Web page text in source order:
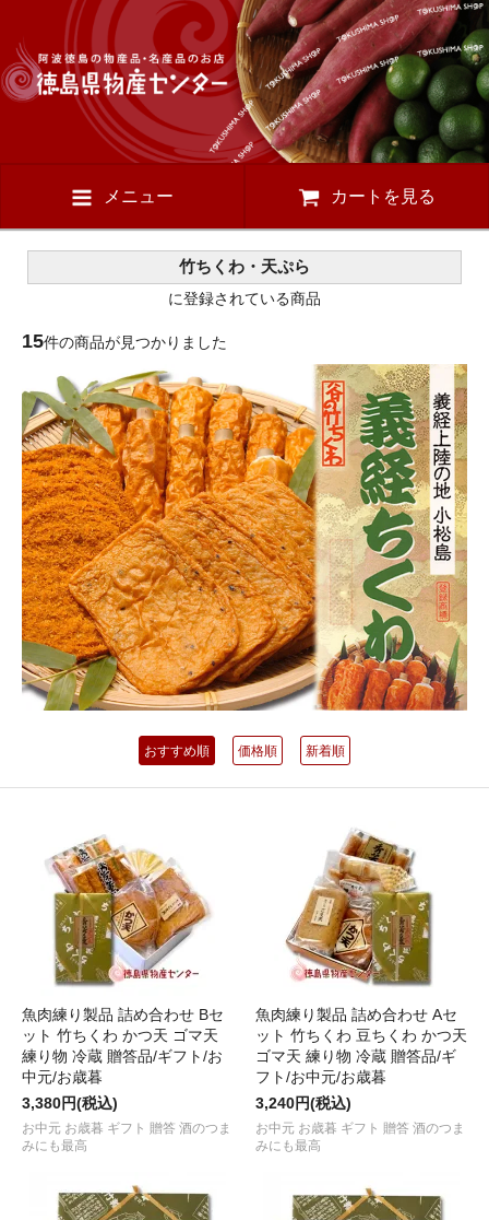
メニュー カートを見る
竹ちくわ・天ぷら
に登録されている商品
15件の商品が見つかりました
おすすめ順 価格順 新着順
魚肉練り製品 詰め合わせ Bセ
ット 竹ちくわ かつ天 ゴマ天
練り物 冷蔵 贈答品/ギフト/お
中元/お歳暮
3,380円(税込)
お中元 お歳暮 ギフト 贈答 酒のつま
みにも最高
魚肉練り製品 詰め合わせ Aセ
ット 竹ちくわ 豆ちくわ かつ天
ゴマ天 練り物 冷蔵 贈答品/ギ
フト/お中元/お歳暮
3,240円(税込)
お中元 お歳暮 ギフト 贈答 酒のつま
みにも最高